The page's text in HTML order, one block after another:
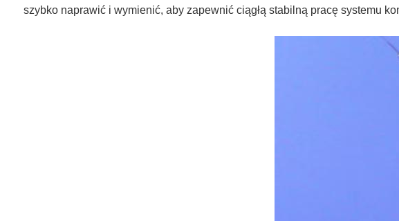
szybko naprawić i wymienić, aby zapewnić ciągłą stabilną pracę systemu